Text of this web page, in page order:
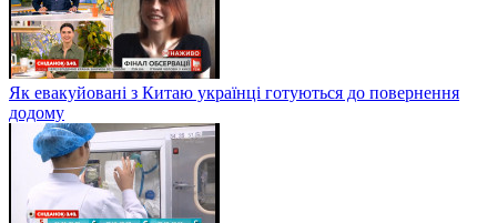
Як евакуйовані з Китаю українці готуються до повернення
додому